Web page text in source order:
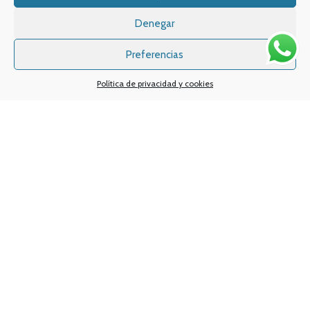
Denegar
Preferencias
Política de privacidad y cookies
Lo último en vapeo
Atención al cliente:
L a V de 10
a 14h y de 17 a 20h
WATSSAPP: